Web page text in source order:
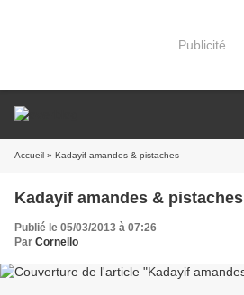
Publicité
Accueil » Kadayif amandes & pistaches
Kadayif amandes & pistaches
Publié le 05/03/2013 à 07:26
Par Cornello